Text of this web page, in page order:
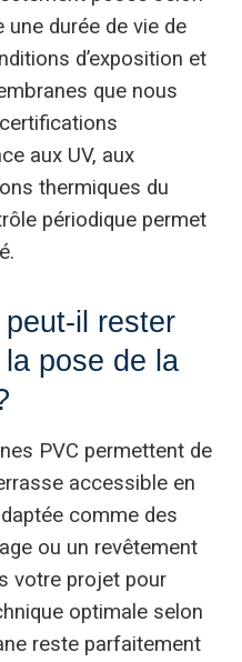
durée de vie de
d’exposition et
que nous
aux UV, aux
thermiques du
périodique permet
il rester
pose de la
PVC permettent de
accessible en
comme des
ou un revêtement
votre projet pour
optimale selon
reste parfaitement